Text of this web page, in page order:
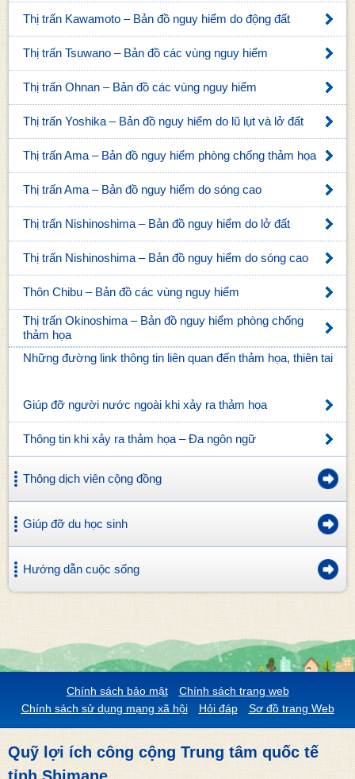
Thị trấn Kawamoto – Bản đồ nguy hiểm do động đất
Thị trấn Tsuwano – Bản đồ các vùng nguy hiểm
Thị trấn Ohnan – Bản đồ các vùng nguy hiểm
Thị trấn Yoshika – Bản đồ nguy hiểm do lũ lụt và lở đất
Thị trấn Ama – Bản đồ nguy hiểm phòng chống thảm họa
Thị trấn Ama – Bản đồ nguy hiểm do sóng cao
Thị trấn Nishinoshima – Bản đồ nguy hiểm do lở đất
Thị trấn Nishinoshima – Bản đồ nguy hiểm do sóng cao
Thôn Chibu – Bản đồ các vùng nguy hiểm
Thị trấn Okinoshima – Bản đồ nguy hiểm phòng chống
thảm họa
Những đường link thông tin liên quan đến thảm họa, thiên tai
Giúp đỡ người nước ngoài khi xảy ra thảm họa
Thông tin khi xảy ra thảm họa – Đa ngôn ngữ
Thông dịch viên cộng đồng
Giúp đỡ du học sinh
Hướng dẫn cuộc sống
Chính sách bảo mật
Chính sách trang web
Chính sách sử dụng mạng xã hội
Hỏi đáp Sơ đồ trang Web
Quỹ lợi ích công cộng Trung tâm quốc tế
tỉnh Shimane